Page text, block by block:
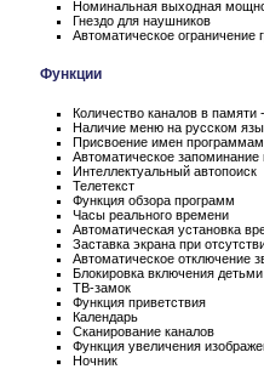
Номинальная выходная
Гнездо для наушников
Автоматическое ограничение
Функции
Количество каналов в памяти
Наличие меню на русском
Присвоение имен программам
Автоматическое
Интеллектуальный автопоиск
Телетекст
Функция обзора программ
Часы реального времени
Автоматическая установка
Заставка экрана при
Автоматическое отключение
Блокировка включения детьми
ТВ-замок
Функция приветствия
Календарь
Сканирование каналов
Функция увеличения
Ночник